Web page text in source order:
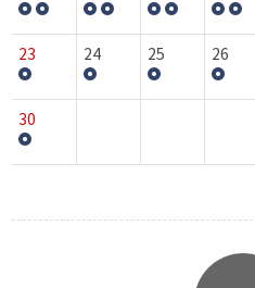
23 24 25 26
30